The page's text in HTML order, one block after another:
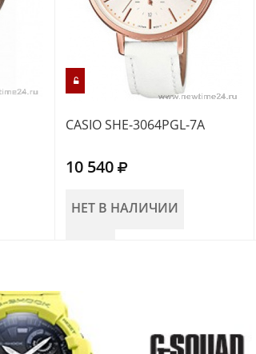
CASIO SHE-3064PGL-7A
10 540
НЕТ В НАЛИЧИИ